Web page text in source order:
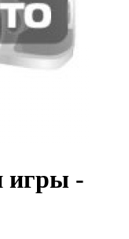
игры -